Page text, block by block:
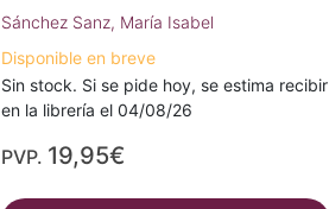
Sánchez Sanz, María Isabel
Disponible en breve
Sin stock. Si se pide hoy, se estima recibir
en la librería el 04/08/26
PVP. 19,95€